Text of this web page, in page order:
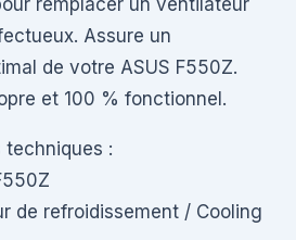
Assure un
de votre ASUS F550Z.
et 100 % fonctionnel.
techniques :
de refroidissement / Cooling